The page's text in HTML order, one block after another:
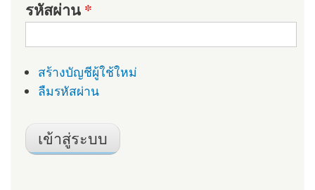
รหัสผ่าน*
สร้างบัญชีผู้ใช้ใหม่
ลืมรหัสผ่าน